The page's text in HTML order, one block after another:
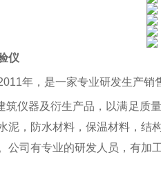
仪
年，是一家专业研发生产销
筑仪器及衍生产品，以满足质
泥，防水材料，保温材料，
公司有专业的研发人员，有加